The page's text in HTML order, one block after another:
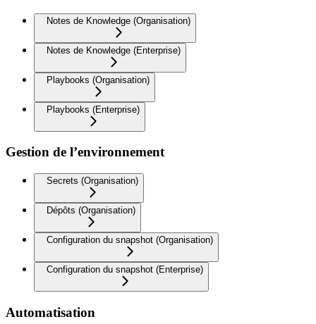
Notes de Knowledge (Organisation)
Notes de Knowledge (Enterprise)
Playbooks (Organisation)
Playbooks (Enterprise)
Gestion de l’environnement
Secrets (Organisation)
Dépôts (Organisation)
Configuration du snapshot (Organisation)
Configuration du snapshot (Enterprise)
Automatisation